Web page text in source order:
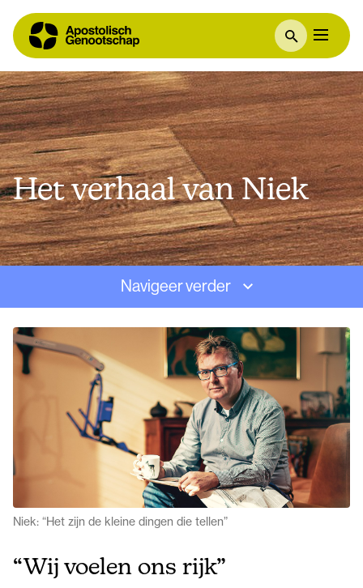
Het verhaal van Niek
Navigeer verder
Niek: “Het zijn de kleine dingen die tellen”
“Wij voelen ons rijk”